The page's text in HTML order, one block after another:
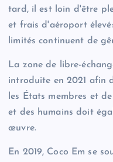
tard, il est loin d'être
et frais d'aéroport
limités continuent de
La zone de libre-
introduite en 2021 afin
les États membres et
et des humains doit
œuvre.
En 2019, Coco Em se